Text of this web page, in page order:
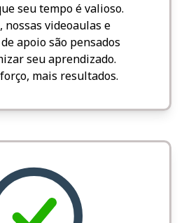
seu tempo é valioso.
nossas videoaulas e
apoio são pensados
seu aprendizado.
mais resultados.